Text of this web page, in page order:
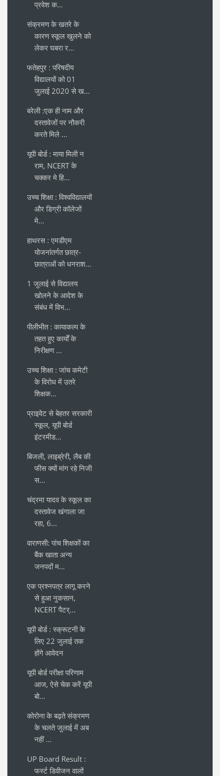
प्रवेश क...
संक्रमण के खतरे के
कारण स्कूल खुलने को
लेकर घबरा र...
फतेहपुर : परिषदीय
विद्यालयों को 01
जुलाई 2020 से ख...
बरेली :एक ही नाम और
दस्तावेजों पर नौकरी
करते मिले ...
यूपी बोर्ड : माया मिली न
राम, NCERT के
चक्कर मे हि...
उच्च शिक्षा : विश्वविद्यालयों
और डिग्री कॉलेजों
मे...
हाथरस : एमडीएम
योजनांतर्गत छात्र-
छात्राओं को धनराश...
1 जुलाई से विद्यालय
खोलने के आदेश के
संबंध में विभ...
पीलीभीत : कायाकल्प के
तहत हुए कार्यों के
निरीक्षण ...
उच्च शिक्षा : जांच कमेटी
के विरोध में उतरे
शिक्षक...
प्राइवेट से बेहतर सरकारी
स्कूल, यूपी बोर्ड
इंटरमीड...
बिजली, लाइब्रेरी, लैब की
फीस क्यों मांग रहे निजी
स...
चंद्रमा यादव के स्कूल का
दस्तावेज खंगाला जा
रहा, 6...
वाराणसी: पांच शिक्षकों का
बैंक खाता अन्य
जनपदों म...
एक प्रश्नपत्र लागू करने
से हुआ नुकसान,
NCERT पैटर्...
यूपी बोर्ड : स्क्रूटनी के
लिए 22 जुलाई तक
होंगे आवेदन
यूपी बोर्ड परीक्षा परिणाम
आज, ऐसे चेक करें यूपी
बो...
कोरोना के बढ़ते संक्रमण
के चलते जुलाई में अब
नहीं ...
UP Board Result :
फर्स्ट डिवीजन वालों